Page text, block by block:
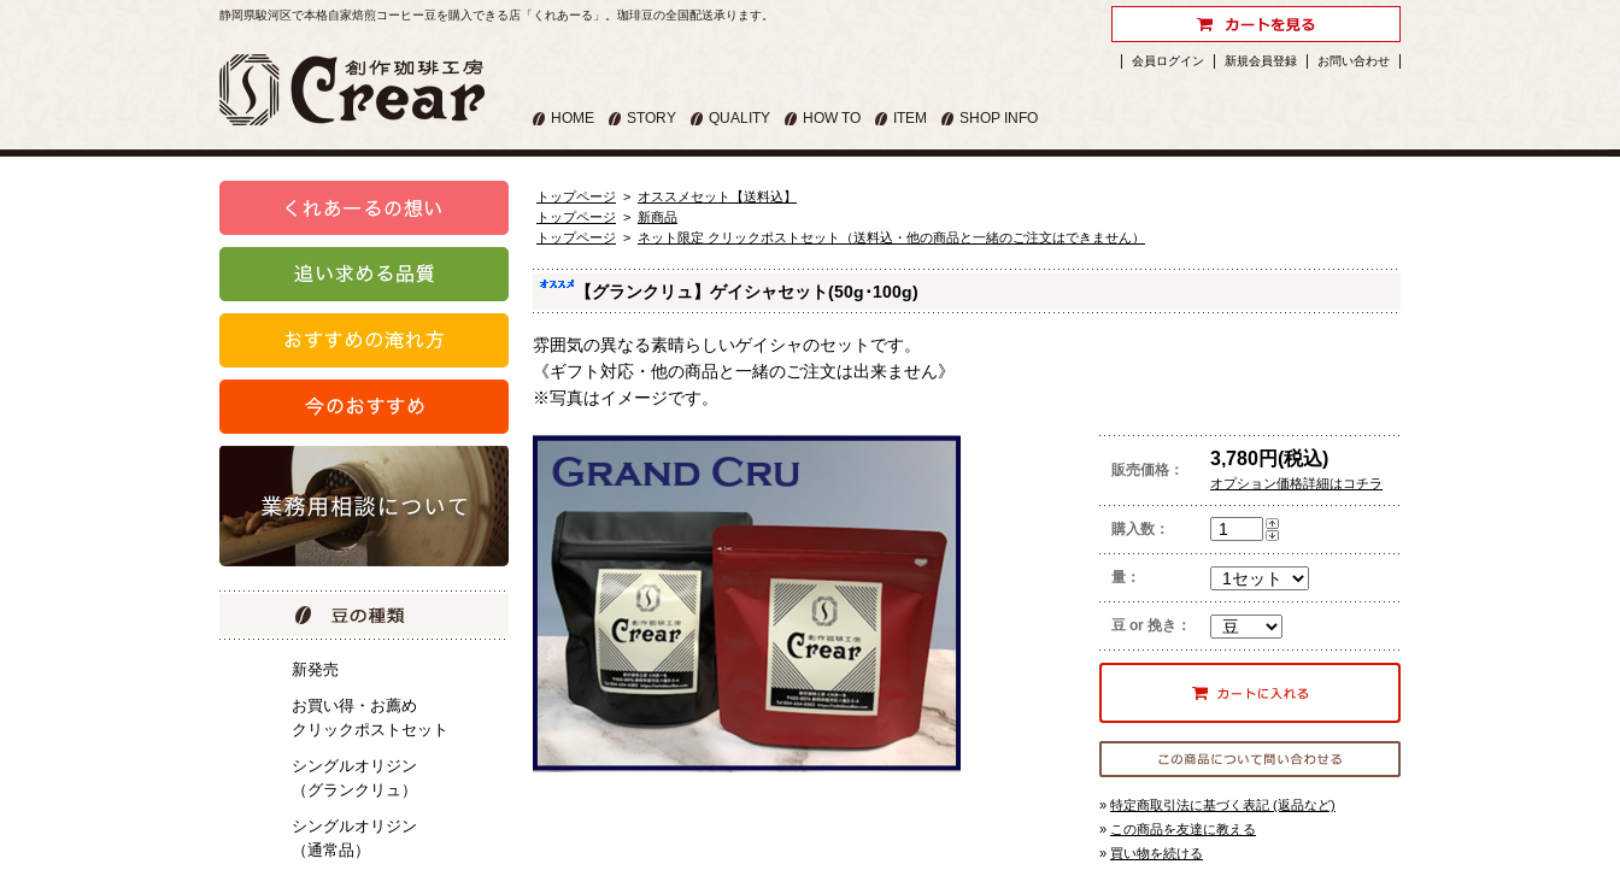
静岡県駿河区で本格自家焙煎コーヒー豆を購入できる店「くれあーる」。珈琲豆の全国配送承ります。
会員ログイン 新規会員登録 お問い合わせ
HOME STORY QUALITY HOW TO ITEM SHOP INFO
トップページ > オススメセット【送料込】
トップページ > 新商品
トップページ > ネット限定 クリックポストセット（送料込・他の商品と一緒のご注文はできません）
【グランクリュ】ゲイシャセット(50g･100g)
雰囲気の異なる素晴らしいゲイシャのセットです。
《ギフト対応・他の商品と一緒のご注文は出来ません》
※写真はイメージです。
販売価格：
3,780円(税込)
オプション価格詳細はコチラ
購入数：
量：
豆 or 挽き：
» 特定商取引法に基づく表記 (返品など)
» この商品を友達に教える
» 買い物を続ける
新発売
お買い得・お薦め
クリックポストセット
シングルオリジン
（グランクリュ）
シングルオリジン
（通常品）